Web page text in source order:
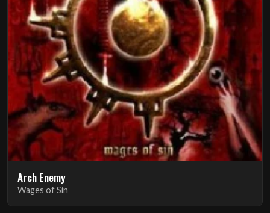
Arch Enemy
Wages of Sin